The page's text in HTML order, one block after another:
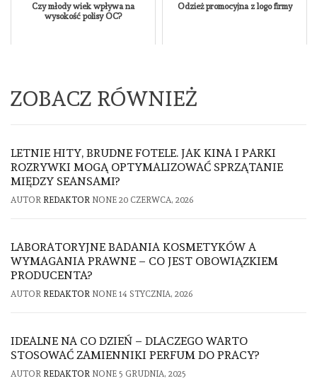
Czy młody wiek wpływa na
wysokość polisy OC?
Odzież promocyjna z logo firmy
ZOBACZ RÓWNIEŻ
LETNIE HITY, BRUDNE FOTELE. JAK KINA I PARKI
ROZRYWKI MOGĄ OPTYMALIZOWAĆ SPRZĄTANIE
MIĘDZY SEANSAMI?
AUTOR REDAKTOR NONE 20 CZERWCA, 2026
LABORATORYJNE BADANIA KOSMETYKÓW A
WYMAGANIA PRAWNE – CO JEST OBOWIĄZKIEM
PRODUCENTA?
AUTOR REDAKTOR NONE 14 STYCZNIA, 2026
IDEALNE NA CO DZIEŃ – DLACZEGO WARTO
STOSOWAĆ ZAMIENNIKI PERFUM DO PRACY?
AUTOR REDAKTOR NONE 5 GRUDNIA, 2025